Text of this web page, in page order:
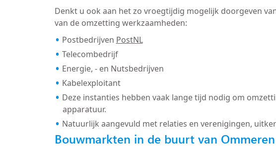
Denkt u ook aan het zo vroegtijdig mogelijk doorgeven
van de omzetting werkzaamheden:
Postbedrijven PostNL
Telecombedrijf
Energie, - en Nutsbedrijven
Kabelexploitant
Deze instanties hebben vaak lange tijd nodig om
apparatuur.
Natuurlijk aangevuld met relaties en verenigingen,
Bouwmarkten in de buurt van Ommeren